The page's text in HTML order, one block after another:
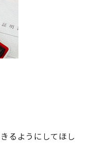
るようにしてほし